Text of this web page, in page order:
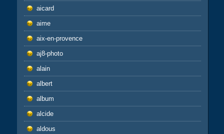
aicard
aime
aix-en-provence
aj8-photo
alain
albert
album
alcide
aldous